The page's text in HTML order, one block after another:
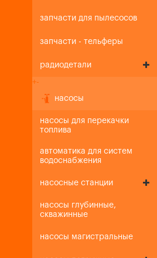
запчасти для пылесосов
запчасти - тельферы
радиодетали
+-
насосы
насосы для перекачки
топлива
автоматика для систем
водоснабжения
насосные станции
насосы глубинные,
скважинные
насосы магистральные